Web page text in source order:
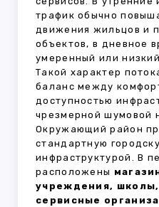
трафик обычно
движения жильцов и
объектов, в дневное
умеренный или
Такой характер
баланс между
доступностью
чрезмерной шумовой
Окружающий район
стандартную
инфраструктурой. В
расположены
учреждения,
сервисные